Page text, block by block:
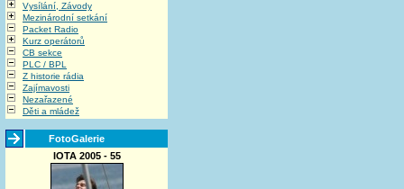
Vysílání, Závody
Mezinárodní setkání
Packet Radio
Kurz operátorů
CB sekce
PLC / BPL
Z historie rádia
Zajímavosti
Nezařazené
Děti a mládež
FotoGalerie
IOTA 2005 - 55